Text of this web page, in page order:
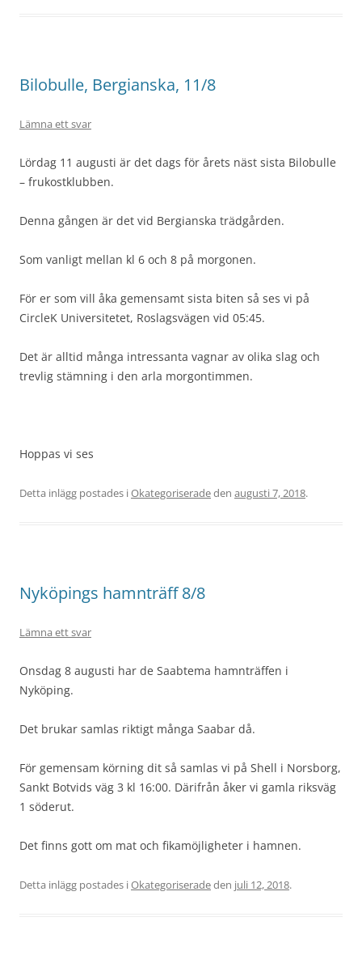
Bilobulle, Bergianska, 11/8
Lämna ett svar
Lördag 11 augusti är det dags för årets näst sista Bilobulle
– frukostklubben.
Denna gången är det vid Bergianska trädgården.
Som vanligt mellan kl 6 och 8 på morgonen.
För er som vill åka gemensamt sista biten så ses vi på
CircleK Universitetet, Roslagsvägen vid 05:45.
Det är alltid många intressanta vagnar av olika slag och
trevlig stämning i den arla morgontimmen.
Hoppas vi ses
Detta inlägg postades iOkategoriseradeden augusti 7, 2018.
Nyköpings hamnträff 8/8
Lämna ett svar
Onsdag 8 augusti har de Saabtema hamnträffen i
Nyköping.
Det brukar samlas riktigt många Saabar då.
För gemensam körning dit så samlas vi på Shell i Norsborg,
Sankt Botvids väg 3 kl 16:00. Därifrån åker vi gamla riksväg
1 söderut.
Det finns gott om mat och fikamöjligheter i hamnen.
Detta inlägg postades iOkategoriseradeden juli 12, 2018.